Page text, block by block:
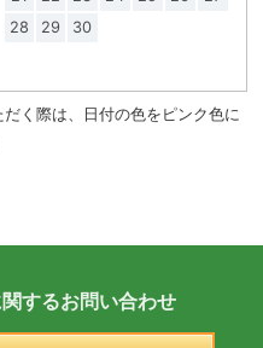
28
29 30
く際は、日付の色をピンク色に
関するお問い合わせ